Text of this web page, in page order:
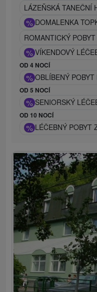
LÁZEŇSKÁ TANEČNÍ
% DOMALENKA
ROMANTICKÝ
% VÍKENDOVÝ
OD 4 NOCÍ
% OBLÍBENÝ
OD 5 NOCÍ
% SENIORSKÝ
OD 10 NOCÍ
% LÉČEBNÝ POBYT